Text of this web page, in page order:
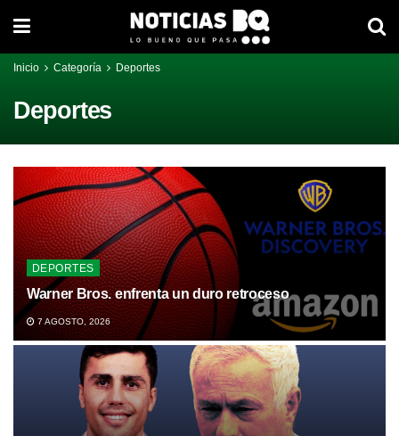
Inicio Categoría Deportes
Deportes
DEPORTES
Warner Bros. enfrenta un duro retroceso
7 AGOSTO, 2026